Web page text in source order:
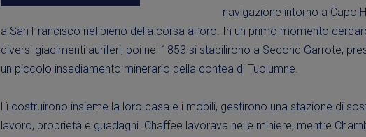
navigazione intorno a Capo
a San Francisco nel pieno della corsa all’oro. In un primo momento
diversi giacimenti auriferi, poi nel 1853 si stabilirono a Second Garrote,
un piccolo insediamento minerario della contea di Tuolumne.
Lì costruirono insieme la loro casa e i mobili, gestirono una stazione di
lavoro, proprietà e guadagni. Chaffee lavorava nelle miniere, mentre